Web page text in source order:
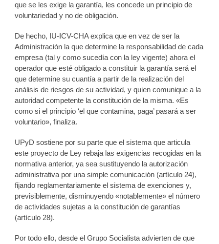
que se les exige la garantía, les concede un principio de
voluntariedad y no de obligación.
De hecho, IU-ICV-CHA explica que en vez de ser la
Administración la que determine la responsabilidad de cada
empresa (tal y como sucedía con la ley vigente) ahora el
operador que esté obligado a constituir la garantía será el
que determine su cuantía a partir de la realización del
análisis de riesgos de su actividad, y quien comunique a la
autoridad competente la constitución de la misma. «Es
como si el principio ‘el que contamina, paga’ pasará a ser
voluntario», finaliza.
UPyD sostiene por su parte que el sistema que articula
este proyecto de Ley rebaja las exigencias recogidas en la
normativa anterior, ya sea sustituyendo la autorización
administrativa por una simple comunicación (artículo 24),
fijando reglamentariamente el sistema de exenciones y,
previsiblemente, disminuyendo «notablemente» el número
de actividades sujetas a la constitución de garantías
(artículo 28).
Por todo ello, desde el Grupo Socialista advierten de que